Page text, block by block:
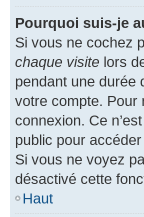
Pourquoi suis-je
Si vous ne cochez
chaque visite lors
pendant une durée
votre compte. Pour
connexion. Ce
public pour
Si vous ne voyez
désactivé cette
Haut